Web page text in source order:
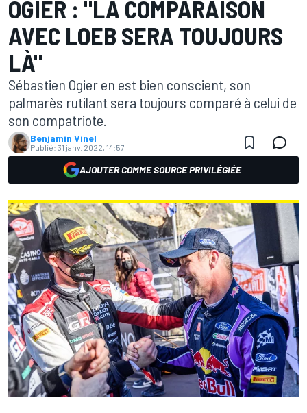
OGIER : "LA COMPARAISON
AVEC LOEB SERA TOUJOURS
LÀ"
Sébastien Ogier en est bien conscient, son
palmarès rutilant sera toujours comparé à celui de
son compatriote.
Benjamin Vinel
Publié: 31 janv. 2022, 14:57
AJOUTER COMME SOURCE PRIVILÉGIÉE